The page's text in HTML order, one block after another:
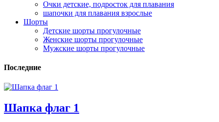
Очки детские, подросток для плавания
шапочки для плавания взрослые
Шорты
Детские шорты прогулочные
Женские шорты прогулочные
Мужские шорты прогулочные
Последние
Шапка флаг 1